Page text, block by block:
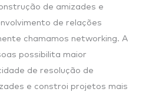
de amizades e
de relações
chamamos networking. A
possibilita maior
de resolução de
e constroi projetos mais